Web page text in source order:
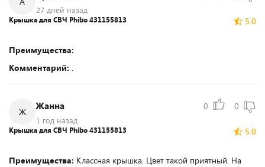
27 дней назад
5.0
Крышка для СВЧ Phibo 431155813
Преимущества:
Комментарий: .
Ж
Жанна
1 год назад
0 0
5.0
Крышка для СВЧ Phibo 431155813
Преимущества: Классная крышка. Цвет такой приятный. На